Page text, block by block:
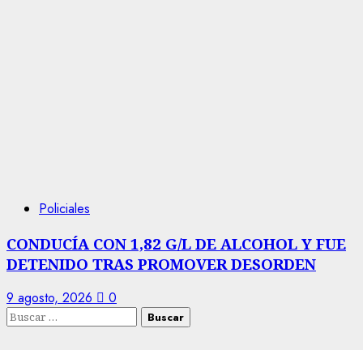
Policiales
CONDUCÍA CON 1,82 G/L DE ALCOHOL Y FUE
DETENIDO TRAS PROMOVER DESORDEN
9 agosto, 2026
0
Buscar: